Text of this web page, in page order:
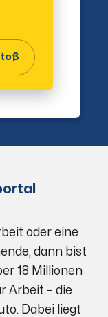
oder eine
dann bist
18 Millionen
Arbeit – die
Dabei liegt